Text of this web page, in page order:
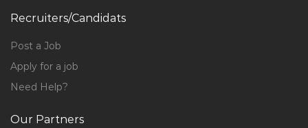
Recruiters/Candidats
Post a Job
Apply for a job
Need Help?
Our Partners